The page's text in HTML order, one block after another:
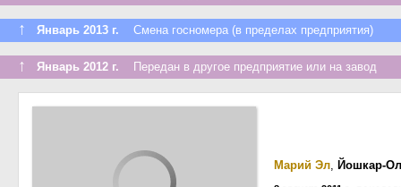
↑ Январь 2013 г. Смена госномера (в пределах предприятия)
↑ Январь 2012 г. Передан в другое предприятие или на завод
Марий Эл, Йошкар-